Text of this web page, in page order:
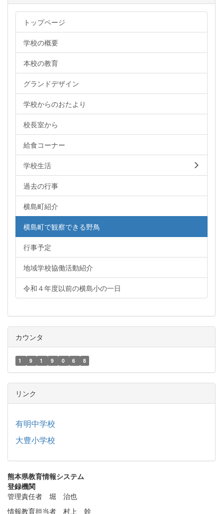
トップページ
学校の概要
本校の教育
グランドデザイン
学校からのおたより
校長室から
給食コーナー
学校生活
過去の行事
横島町紹介
横島町で観察できる野鳥
行事予定
地域学校協働活動紹介
令和４年度以前の横島小の一日
カウンタ
1 9 1 9 0 6 8
リンク
有明中学校
大豊小学校
熊本県教育情報システム
登録機関
管理責任者 堀 治也
情報教育担当者 村上 幹